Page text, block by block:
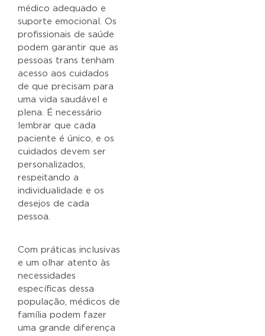
médico adequado e
suporte emocional. Os
profissionais de saúde
podem garantir que as
pessoas trans tenham
acesso aos cuidados
de que precisam para
uma vida saudável e
plena. É necessário
lembrar que cada
paciente é único, e os
cuidados devem ser
personalizados,
respeitando a
individualidade e os
desejos de cada
pessoa.
Com práticas inclusivas
e um olhar atento às
necessidades
específicas dessa
população, médicos de
família podem fazer
uma grande diferença